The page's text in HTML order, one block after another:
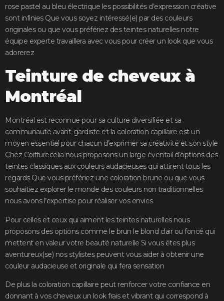
rose pastel au bleu électrique les possibilités d’expression créative
sont infinies Que vous soyez intéressé(e) par des couleurs
originales ou que vous préfériez des teintes naturelles notre
équipe experte travaillera avec vous pour créer un look que vous
adorerez
Teinture de cheveux à
Montréal
Montréal est reconnue pour sa culture diversifiée et sa
communauté avant-gardiste et la coloration capillaire est un
moyen essentiel pour chacun d’exprimer sa créativité et son style
Chez Coiffurecelia nous proposons un large éventail d’options des
teintes classiques aux couleurs audacieuses qui attirent tous les
regards Que vous préfériez une coloration brune ou que vous
souhaitiez explorer le monde des couleurs non traditionnelles
nous avons l’expertise pour réaliser vos envies
Pour celles et ceux qui aiment les teintes naturelles nous
proposons des options comme le brun le blond clair ou foncé qui
mettent en valeur votre beauté naturelle Si vous êtes plus
aventureux(se) nos stylistes peuvent vous aider à obtenir une
couleur audacieuse et originale qui fera sensation
De plus la coloration capillaire peut renforcer votre confiance en
donnant à vos cheveux un look frais et vibrant qui correspond à